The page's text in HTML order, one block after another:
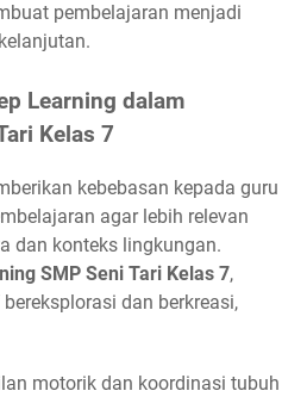
pembelajaran menjadi
Learning dalam
Kelas 7
kebebasan kepada guru
agar lebih relevan
dan konteks lingkungan.
SMP Seni Tari Kelas 7,
dan berkreasi,
motorik dan koordinasi tubuh